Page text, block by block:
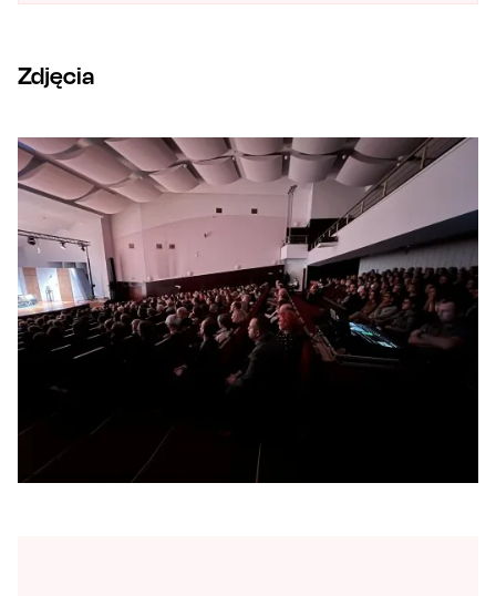
Zdjęcia